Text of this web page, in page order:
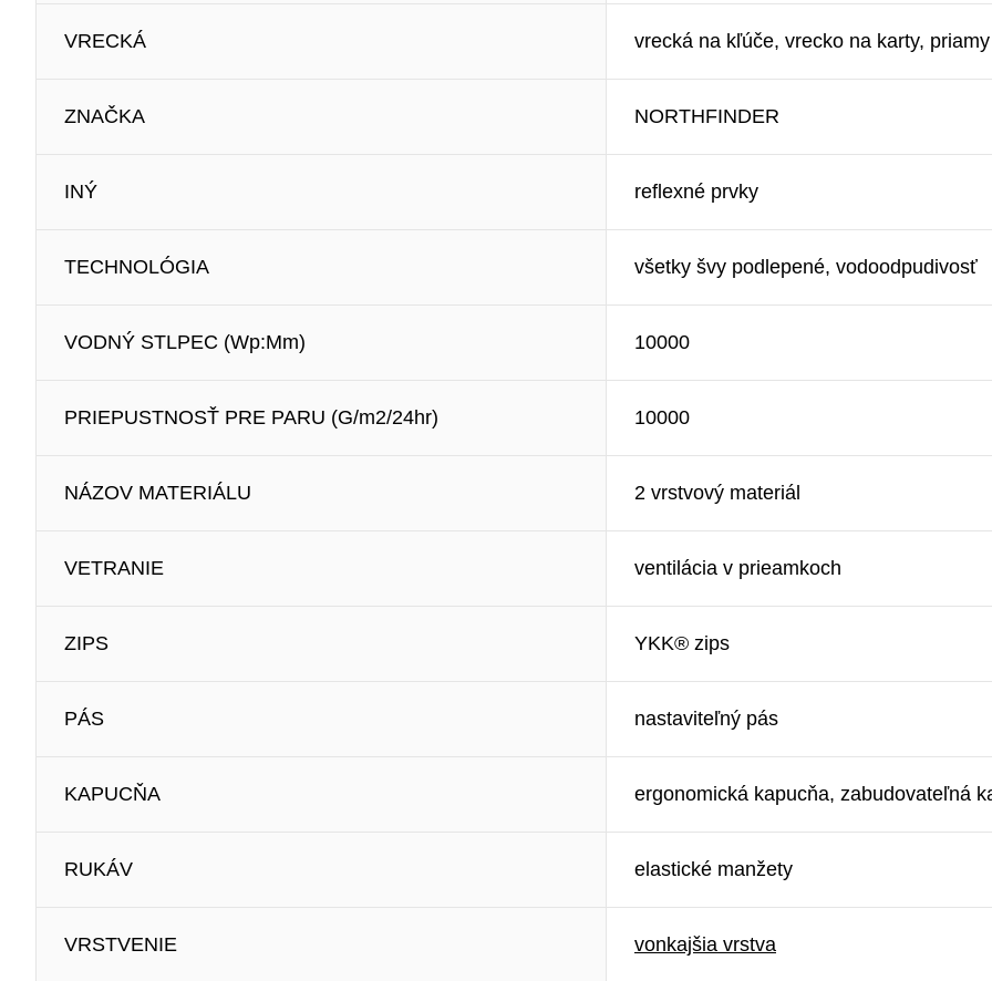
VRECKÁ vrecká na kľúče, vrecko na karty,
ZNAČKA NORTHFINDER
INÝ reflexné prvky
TECHNOLÓGIA všetky švy podlepené, vodoodpudivosť
VODNÝ STLPEC (Wp:Mm) 10000
PRIEPUSTNOSŤ PRE PARU (G/m2/24hr) 10000
NÁZOV MATERIÁLU 2 vrstvový materiál
VETRANIE ventilácia v prieamkoch
ZIPS YKK® zips
PÁS nastaviteľný pás
KAPUCŇA ergonomická kapucňa, zabudovateľná
RUKÁV elastické manžety
VRSTVENIE vonkajšia vrstva